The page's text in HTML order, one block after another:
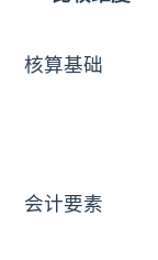
核算基础
会计要素